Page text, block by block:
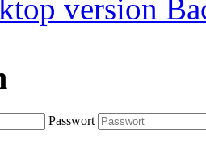
version
Passwort